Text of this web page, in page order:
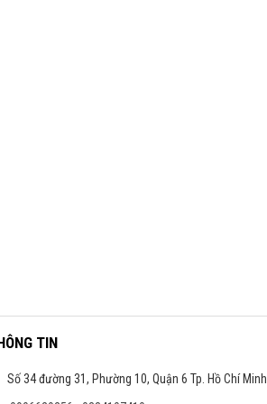
TIN
Số 34 đường 31, Phường 10, Quận 6 Tp. Hồ Chí Minh